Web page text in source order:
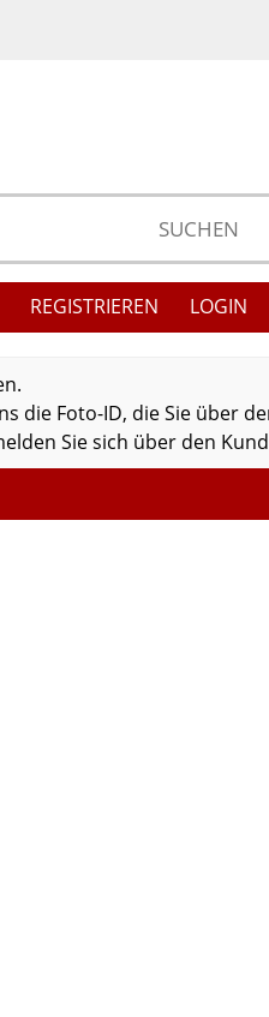
REGISTRIEREN LOGIN
die Foto-ID, die Sie über
Sie sich über den